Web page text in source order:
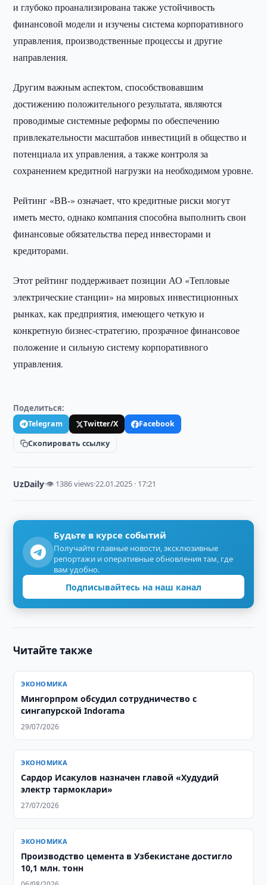
и глубоко проанализирована также устойчивость
финансовой модели и изучены система корпоративного
управления, производственные процессы и другие
направления.
Другим важным аспектом, способствовавшим
достижению положительного результата, являются
проводимые системные реформы по обеспечению
привлекательности масштабов инвестиций в общество и
потенциала их управления, а также контроля за
сохранением кредитной нагрузки на необходимом уровне.
Рейтинг «ВВ-» означает, что кредитные риски могут
иметь место, однако компания способна выполнить свои
финансовые обязательства перед инвесторами и
кредиторами.
Этот рейтинг поддерживает позиции АО «Тепловые
электрические станции» на мировых инвестиционных
рынках, как предприятия, имеющего четкую и
конкретную бизнес-стратегию, прозрачное финансовое
положение и сильную систему корпоративного
управления.
Поделиться:
Telegram Twitter/X
Facebook
Скопировать ссылку
UzDaily·👁 1386 views·22.01.2025 · 17:21
Будьте в курсе событий
Получайте главные новости, эксклюзивные
репортажи и оперативные обновления там, где
вам удобно.
Подписывайтесь на наш канал
Читайте также
ЭКОНОМИКА
Мингорпром обсудил сотрудничество с
сингапурской Indorama
29/07/2026
ЭКОНОМИКА
Сардор Исакулов назначен главой «Худудий
электр тармоклари»
27/07/2026
ЭКОНОМИКА
Производство цемента в Узбекистане достигло
10,1 млн. тонн